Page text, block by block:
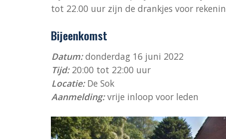
tot 22.00 uur zijn de drankjes voor
Bijeenkomst
Datum:donderdag 16 juni 2022
Tijd:20:00 tot 22:00 uur
Locatie:De Sok
Aanmelding:vrije inloop voor leden